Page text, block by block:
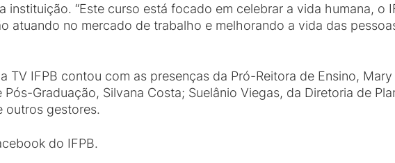
instituição. “Este curso está focado em celebrar a vida humana, o
atuando no mercado de trabalho e melhorando a vida das
TV IFPB contou com as presenças da Pró-Reitora de Ensino,
Graduação, Silvana Costa; Suelânio Viegas, da Diretoria de
outros gestores.
do IFPB.